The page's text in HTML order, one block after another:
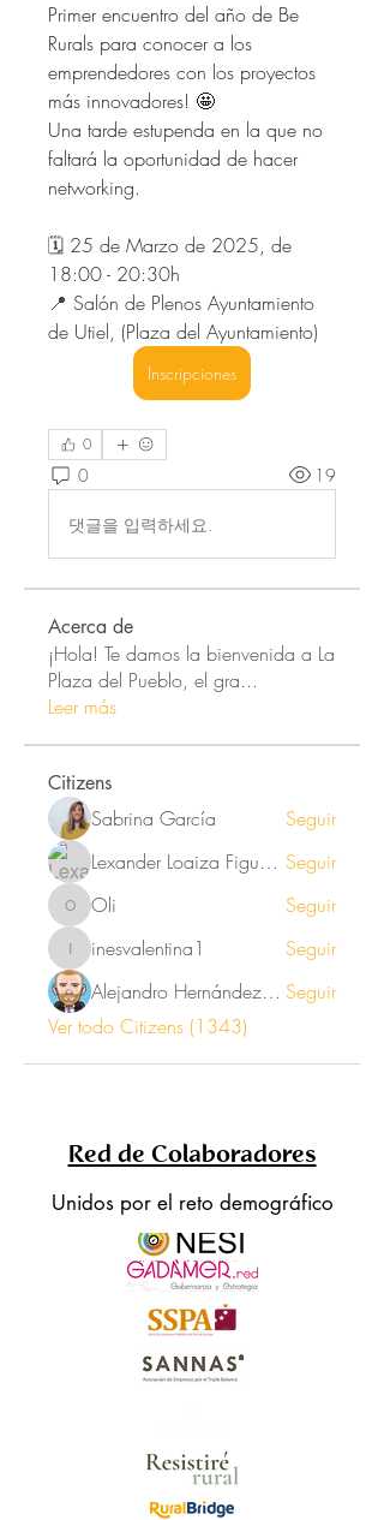
Primer encuentro del año de Be
Rurals para conocer a los
emprendedores con los proyectos
más innovadores! 🤩
Una tarde estupenda en la que no
faltará la oportunidad de hacer
networking.
🗓️ 25 de Marzo de 2025, de
18:00 - 20:30h
📍 Salón de Plenos Ayuntamiento
de Utiel, (Plaza del Ayuntamiento)
Inscripciones
0
0 19
댓글을 입력하세요.
Acerca de
¡Hola! Te damos la bienvenida a La
Plaza del Pueblo, el gra...
Leer más
Citizens
Sabrina García
Seguir
Lexander Loaiza Figueroa Seguir
Oli Oli Seguir
inesvalentina1
inesvalentina1
Seguir
Alejandro Hernández Renner Seguir
Ver todo Citizens (1343)
Red de Colaboradores
Unidos por el reto demográfico